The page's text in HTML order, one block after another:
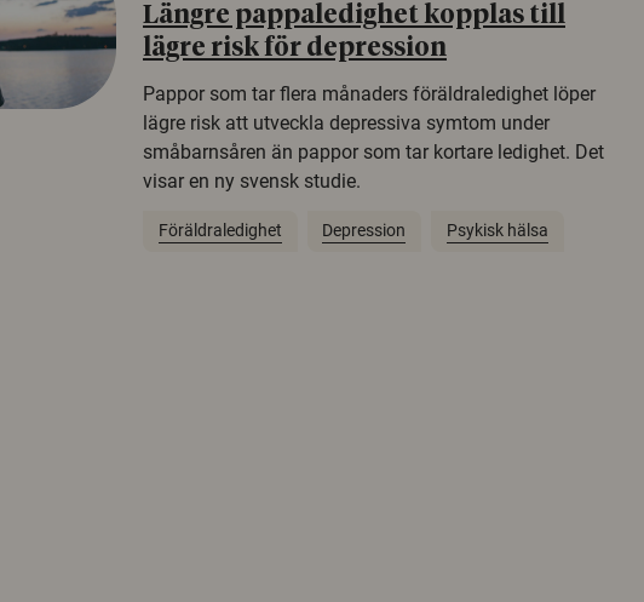
Längre pappaledighet kopplas till
lägre risk för depression
Pappor som tar flera månaders föräldraledighet löper
lägre risk att utveckla depressiva symtom under
småbarnsåren än pappor som tar kortare ledighet. Det
visar en ny svensk studie.
Föräldraledighet Depression Psykisk hälsa